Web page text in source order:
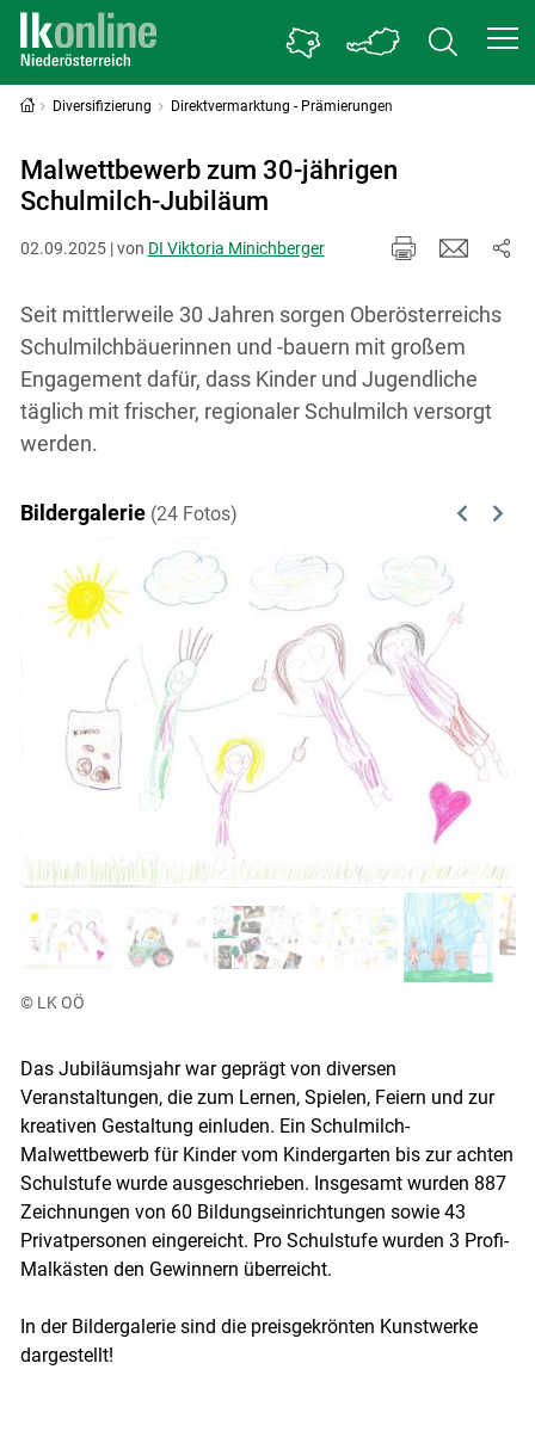
Skip to main content
Diversifizierung Direktvermarktung - Prämierungen
Malwettbewerb zum 30-jährigen
Schulmilch-Jubiläum
02.09.2025 | von DI Viktoria Minichberger
Seit mittlerweile 30 Jahren sorgen Oberösterreichs
Schulmilchbäuerinnen und -bauern mit großem
Engagement dafür, dass Kinder und Jugendliche
täglich mit frischer, regionaler Schulmilch versorgt
werden.
Bildergalerie (24 Fotos) Previous
Next
© LK OÖ
Das Jubiläumsjahr war geprägt von diversen
Veranstaltungen, die zum Lernen, Spielen, Feiern und zur
kreativen Gestaltung einluden. Ein Schulmilch-
Malwettbewerb für Kinder vom Kindergarten bis zur achten
Schulstufe wurde ausgeschrieben. Insgesamt wurden 887
Zeichnungen von 60 Bildungseinrichtungen sowie 43
Privatpersonen eingereicht. Pro Schulstufe wurden 3 Profi-
Malkästen den Gewinnern überreicht.
In der Bildergalerie sind die preisgekrönten Kunstwerke
dargestellt!